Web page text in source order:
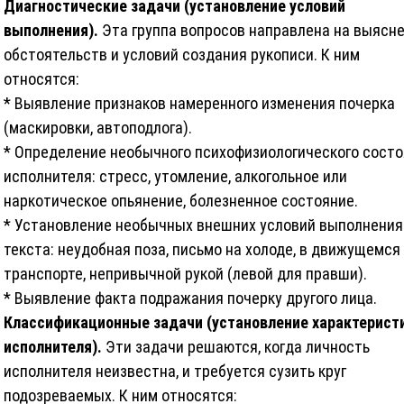
Диагностические задачи (установление условий
выполнения). Эта группа вопросов направлена на
обстоятельств и условий создания рукописи. К ним
относятся:
* Выявление признаков намеренного изменения почерка
(маскировки, автоподлога).
* Определение необычного психофизиологического
исполнителя: стресс, утомление, алкогольное или
наркотическое опьянение, болезненное состояние.
* Установление необычных внешних условий выполнения
текста: неудобная поза, письмо на холоде, в движущемся
транспорте, непривычной рукой (левой для правши).
* Выявление факта подражания почерку другого лица.
Классификационные задачи (установление
исполнителя). Эти задачи решаются, когда личность
исполнителя неизвестна, и требуется сузить круг
подозреваемых. К ним относятся: